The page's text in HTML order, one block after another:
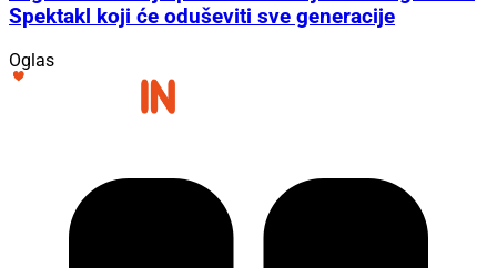
Spektakl koji će oduševiti sve generacije
Oglas